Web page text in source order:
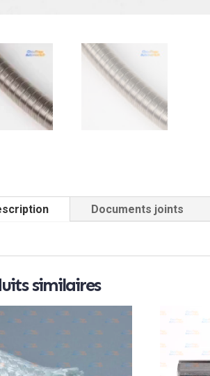
Documents joints
similaires